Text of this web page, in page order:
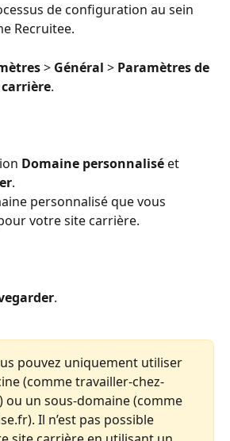
de configuration au sein
Recruitee.
> Général > Paramètres de
.
Domaine personnalisé et
.
personnalisé que vous
votre site carrière.
.
pouvez uniquement utiliser
(comme travailler-chez-
ou un sous-domaine (comme
Il n’est pas possible